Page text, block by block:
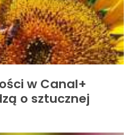
w Canal+
o sztucznej